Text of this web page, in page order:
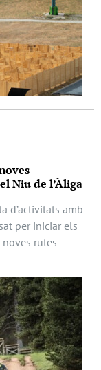
Niu de l’Àliga
d’activitats amb
per iniciar els
rutes